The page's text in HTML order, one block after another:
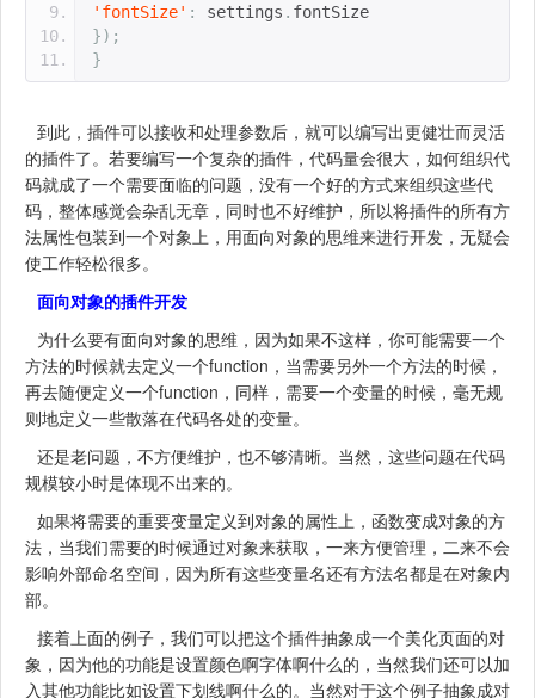
'fontSize' : settings . fontSize
});
}
到此，插件可以接收和处理参数后，就可以编写出更健壮而灵活
的插件了。若要编写一个复杂的插件，代码量会很大，如何组织代
码就成了一个需要面临的问题，没有一个好的方式来组织这些代
码，整体感觉会杂乱无章，同时也不好维护，所以将插件的所有方
法属性包装到一个对象上，用面向对象的思维来进行开发，无疑会
使工作轻松很多。
面向对象的插件开发
为什么要有面向对象的思维，因为如果不这样，你可能需要一个
方法的时候就去定义一个function，当需要另外一个方法的时候，
再去随便定义一个function，同样，需要一个变量的时候，毫无规
则地定义一些散落在代码各处的变量。
还是老问题，不方便维护，也不够清晰。当然，这些问题在代码
规模较小时是体现不出来的。
如果将需要的重要变量定义到对象的属性上，函数变成对象的方
法，当我们需要的时候通过对象来获取，一来方便管理，二来不会
影响外部命名空间，因为所有这些变量名还有方法名都是在对象内
部。
接着上面的例子，我们可以把这个插件抽象成一个美化页面的对
象，因为他的功能是设置颜色啊字体啊什么的，当然我们还可以加
入其他功能比如设置下划线啊什么的。当然对于这个例子抽象成对